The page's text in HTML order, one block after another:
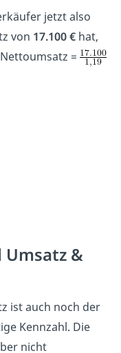
jetzt also
von 17.100 € hat,
=
Umsatz &
ist auch noch der
Kennzahl. Die
nicht